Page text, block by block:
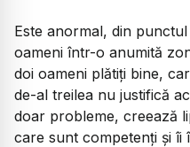
Este anormal, din
oameni într-o anumită
doi oameni plătiți bine,
de-al treilea nu justifică
doar probleme, creează
care sunt competenți și îi